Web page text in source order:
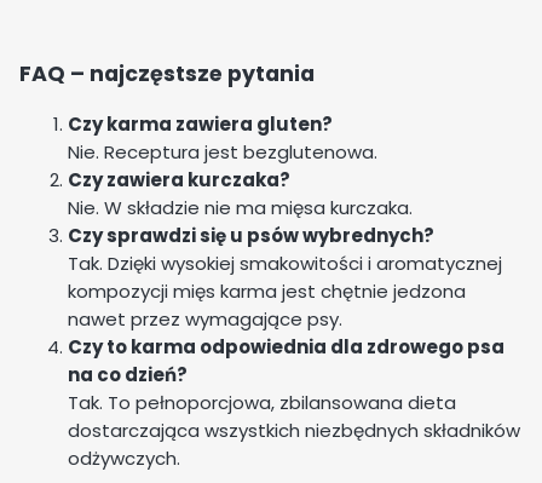
FAQ – najczęstsze pytania
Czy karma zawiera gluten?
Nie. Receptura jest bezglutenowa.
Czy zawiera kurczaka?
Nie. W składzie nie ma mięsa kurczaka.
Czy sprawdzi się u psów wybrednych?
Tak. Dzięki wysokiej smakowitości i aromatycznej
kompozycji mięs karma jest chętnie jedzona
nawet przez wymagające psy.
Czy to karma odpowiednia dla zdrowego psa
na co dzień?
Tak. To pełnoporcjowa, zbilansowana dieta
dostarczająca wszystkich niezbędnych składników
odżywczych.